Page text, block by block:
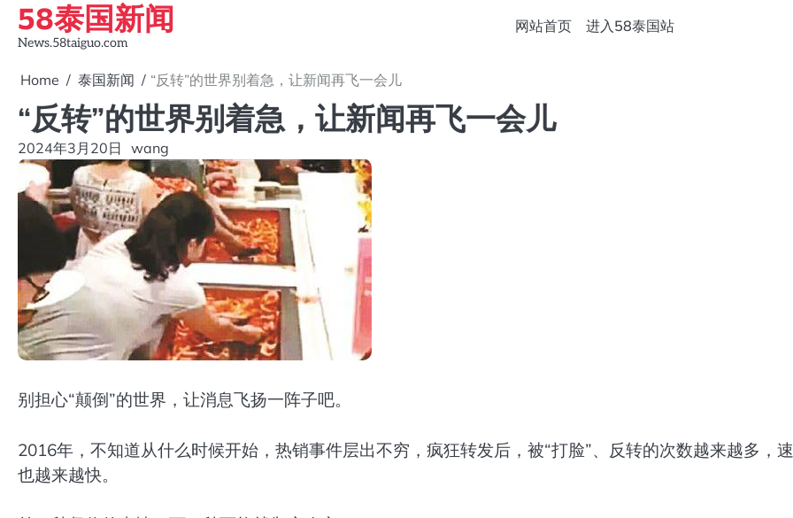
Skip
content
58泰国新闻
News.58taiguo.com
网站首页 进入58泰国站
Home 泰国新闻 “反转”的世界别着急，让新闻再飞一会儿
“反转”的世界别着急，让新闻再飞一会儿
2024年3月20日 wang
别担心“颠倒”的世界，让消息飞扬一阵子吧。
2016年，不知道从什么时候开始，热销事件层出不穷，疯狂转发后，被“打脸”、反转的次数越来越多，
也越来越快。